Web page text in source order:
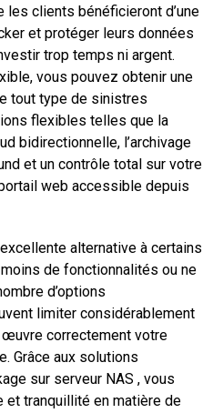
les clients bénéficieront d’une
et protéger leurs données
trop temps ni argent.
vous pouvez obtenir une
tout type de sinistres
flexibles telles que la
bidirectionnelle, l’archivage
et un contrôle total sur votre
web accessible depuis
alternative à certains
de fonctionnalités ou ne
d’options
limiter considérablement
correctement votre
Grâce aux solutions
sur serveur NAS , vous
tranquillité en matière de